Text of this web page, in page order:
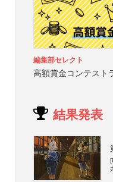
編集部セレクト
高額賞金コンテスト
結果発表